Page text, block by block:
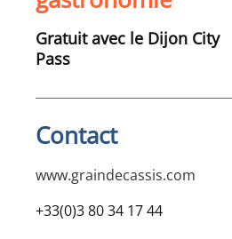
Gratuit avec le Dijon City
Pass
Contact
www.graindecassis.com
+33(0)3 80 34 17 44